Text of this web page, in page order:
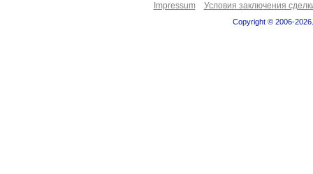
Impressum Условия заключения
Copyright © 2006-